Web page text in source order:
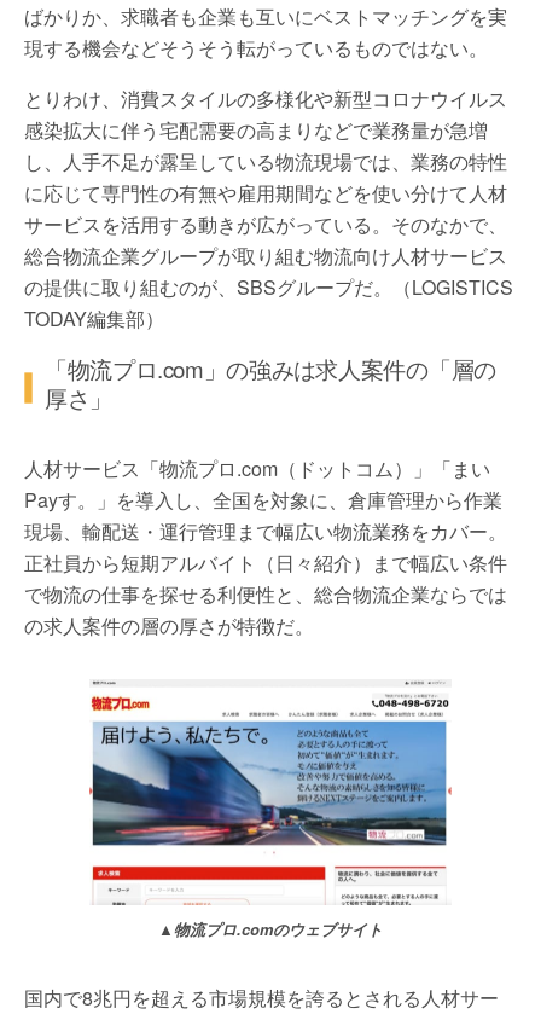
ばかりか、求職者も企業も互いにベストマッチングを実
現する機会などそうそう転がっているものではない。
とりわけ、消費スタイルの多様化や新型コロナウイルス
感染拡大に伴う宅配需要の高まりなどで業務量が急増
し、人手不足が露呈している物流現場では、業務の特性
に応じて専門性の有無や雇用期間などを使い分けて人材
サービスを活用する動きが広がっている。そのなかで、
総合物流企業グループが取り組む物流向け人材サービス
の提供に取り組むのが、SBSグループだ。（LOGISTICS
TODAY編集部）
「物流プロ.com」の強みは求人案件の「層の
厚さ」
人材サービス「物流プロ.com（ドットコム）」「まい
Payす。」を導入し、全国を対象に、倉庫管理から作業
現場、輸配送・運行管理まで幅広い物流業務をカバー。
正社員から短期アルバイト（日々紹介）まで幅広い条件
で物流の仕事を探せる利便性と、総合物流企業ならでは
の求人案件の層の厚さが特徴だ。
▲物流プロ.comのウェブサイト
国内で8兆円を超える市場規模を誇るとされる人材サー